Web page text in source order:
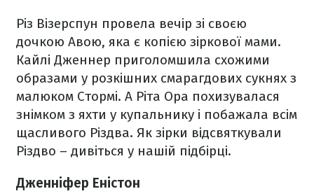
Різ Візерспун провела вечір зі своєю
дочкою Авою, яка є копією зіркової мами.
Кайлі Дженнер приголомшила схожими
образами у розкішних смарагдових сукнях з
малюком Стормі. А Ріта Ора похизувалася
знімком з яхти у купальнику і побажала всім
щасливого Різдва. Як зірки відсвяткували
Різдво – дивіться у нашій підбірці.
Дженніфер Еністон